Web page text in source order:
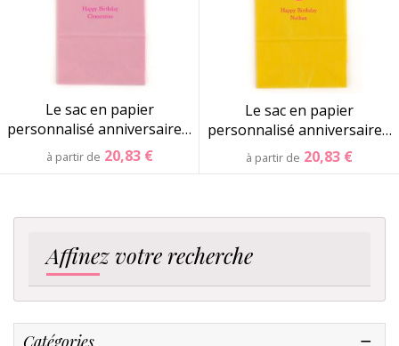
Affinez votre recherche
Catégories
Le sac en papier
personnalisé anniversaire…
à partir de 20,83 €
Le sac en papier
personnalisé anniversaire…
à partir de 20,83 €